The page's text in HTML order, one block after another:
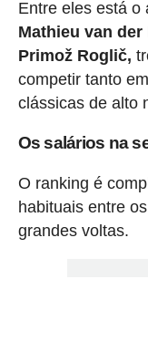
Entre eles está o
Mathieu van der
Primož Roglič,
competir tanto
clássicas de alto
Os salários na
O ranking é
habituais entre
grandes voltas.